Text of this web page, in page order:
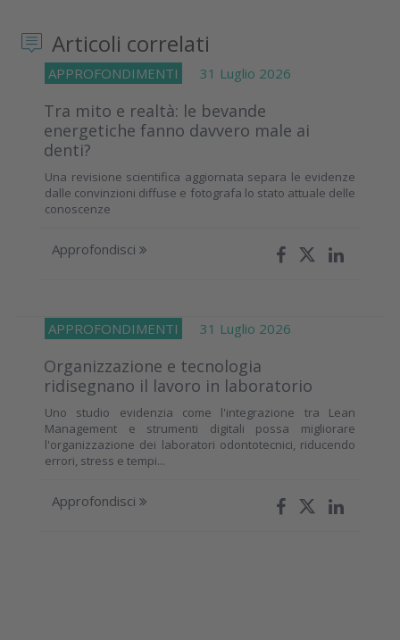
Articoli correlati
APPROFONDIMENTI 31 Luglio 2026
Tra mito e realtà: le bevande
energetiche fanno davvero male ai
denti?
Una revisione scientifica aggiornata separa le evidenze
dalle convinzioni diffuse e fotografa lo stato attuale delle
conoscenze
Approfondisci
APPROFONDIMENTI 31 Luglio 2026
Organizzazione e tecnologia
ridisegnano il lavoro in laboratorio
Uno studio evidenzia come l'integrazione tra Lean
Management e strumenti digitali possa migliorare
l'organizzazione dei laboratori odontotecnici, riducendo
errori, stress e tempi...
Approfondisci